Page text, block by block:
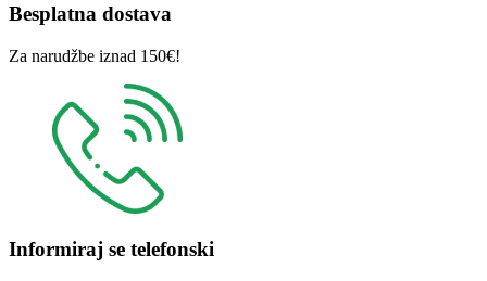
Besplatna dostava
Za narudžbe iznad 150€!
Informiraj se telefonski